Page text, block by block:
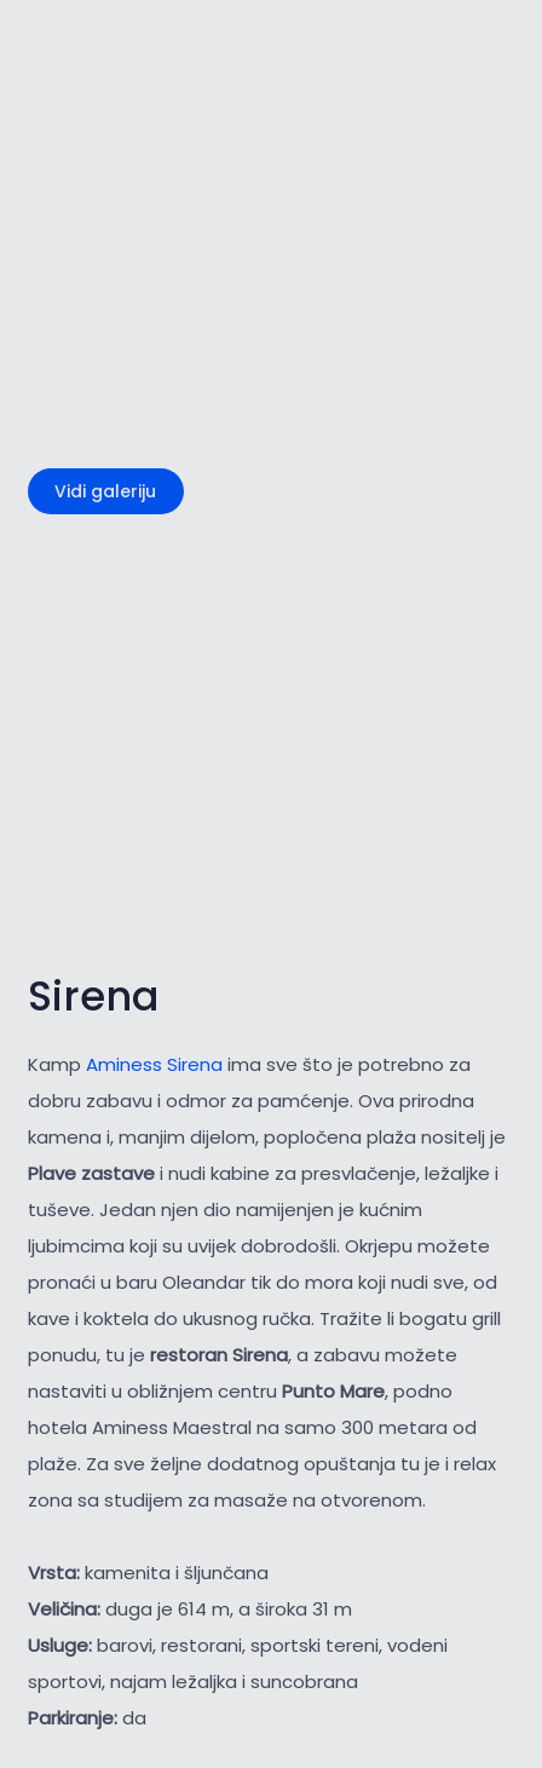
Vidi galeriju
Sirena
Kamp Aminess Sirena ima sve što je potrebno za
dobru zabavu i odmor za pamćenje. Ova prirodna
kamena i, manjim dijelom, popločena plaža nositelj je
Plave zastavei nudi kabine za presvlačenje, ležaljke i
tuševe. Jedan njen dio namijenjen je kućnim
ljubimcima koji su uvijek dobrodošli. Okrjepu možete
pronaći u baru Oleandar tik do mora koji nudi sve, od
kave i koktela do ukusnog ručka. Tražite li bogatu grill
ponudu, tu je restoran Sirena, a zabavu možete
nastaviti u obližnjem centru Punto Mare, podno
hotela Aminess Maestral na samo 300 metara od
plaže. Za sve željne dodatnog opuštanja tu je i relax
zona sa studijem za masaže na otvorenom.
Vrsta:kamenita i šljunčana
Veličina:duga je 614 m, a široka 31 m
Usluge:barovi, restorani, sportski tereni, vodeni
sportovi, najam ležaljka i suncobrana
Parkiranje:da